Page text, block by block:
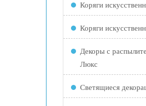
Коряги
Коряги
Декоры с
Люкс
Светящиеся